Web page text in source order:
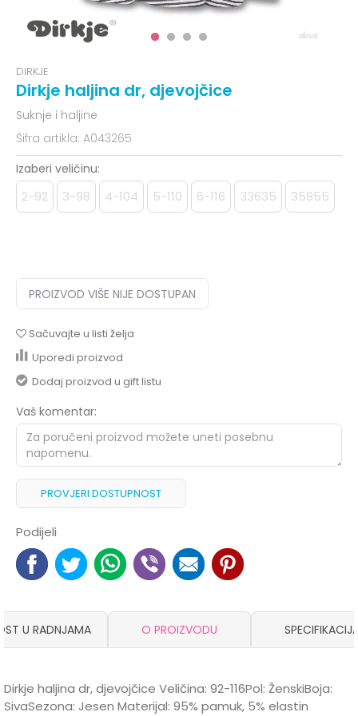
DIRKJE
Dirkje haljina dr, djevojčice
Suknje i haljine
Šifra artikla: A043265
Izaberi veličinu:
2-92 3-98 4-104 5-110 6-116 33635 35855
PROIZVOD VIŠE NIJE DOSTUPAN
Sačuvajte u listi želja
Uporedi proizvod
Dodaj proizvod u gift listu
Vaš komentar:
PROVJERI DOSTUPNOST
Podijeli
U RADNJAMA O PROIZVODU
Dirkje haljina dr, djevojčice Veličina: 92-116Pol: ŽenskiBoja:
SivaSezona: Jesen Materijal: 95% pamuk, 5% elastin